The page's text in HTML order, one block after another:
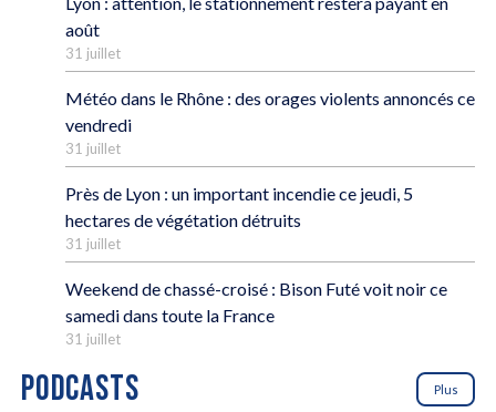
août
31 juillet
Météo dans le Rhône : des orages violents annoncés ce
vendredi
31 juillet
Près de Lyon : un important incendie ce jeudi, 5
hectares de végétation détruits
31 juillet
Weekend de chassé-croisé : Bison Futé voit noir ce
samedi dans toute la France
31 juillet
PODCASTS Plus